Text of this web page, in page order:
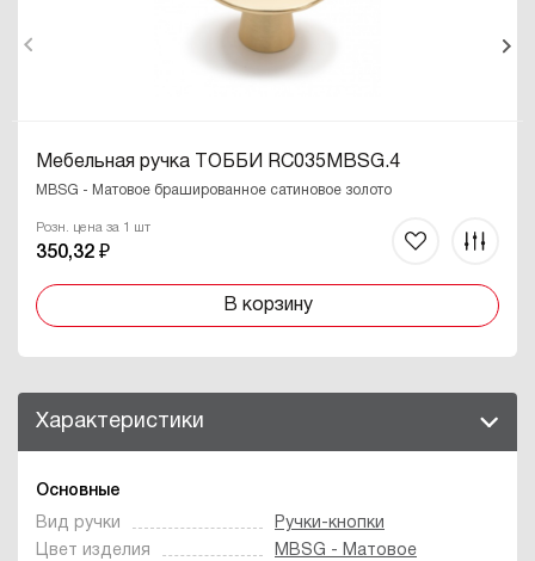
Мебельная ручка ТОББИ RC035MBSG.4
MBSG - Матовое брашированное сатиновое золото
Розн. цена за 1 шт
350,32 ₽
В корзину
Характеристики
Основные
Вид ручки
Ручки-кнопки
Цвет изделия
MBSG - Матовое